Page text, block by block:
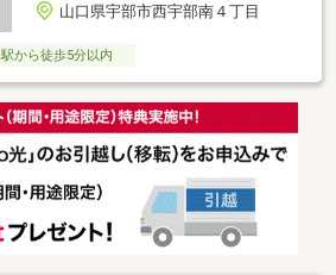
山口県宇部市西宇部南４丁目
駅から徒歩5分以内